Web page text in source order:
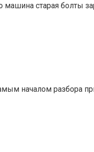
машина старая болты
началом разбора